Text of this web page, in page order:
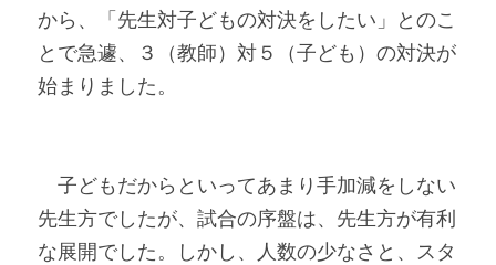
から、「先生対子どもの対決をしたい」とのこ
とで急遽、３（教師）対５（子ども）の対決が
始まりました。
子どもだからといってあまり手加減をしない
先生方でしたが、試合の序盤は、先生方が有利
な展開でした。しかし、人数の少なさと、スタ